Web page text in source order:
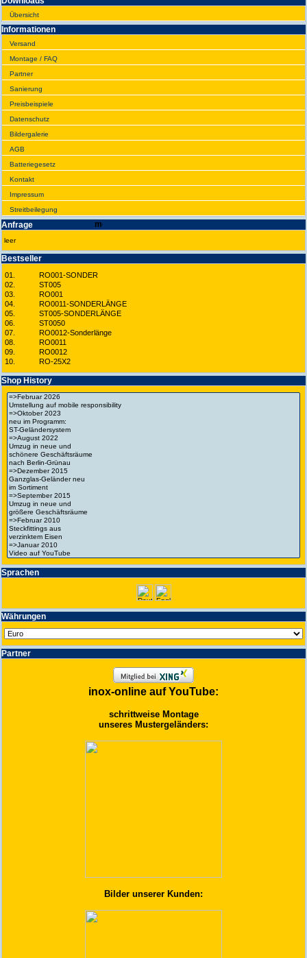
Übersicht
Infor­ma­tionen
Versand
Montage / FAQ
Partner
Sanie­rung
Preis­beispiele
Daten­schutz
Bilder­galerie
AGB
Batte­rie­gesetz
Kontakt
Impres­sum
Streit­bei­legung
Anfrage
leer
Best­seller
01.
RO001-SONDER
02.
ST005
03.
RO001
04.
RO0011-SONDERLÄNGE
05.
ST005-SONDERLÄNGE
06.
ST0050
07.
RO0012-Sonderlänge
08.
RO0011
09.
RO0012
10.
RO-25X2
Shop History
Spra­chen
Wäh­run­gen
Partner
inox-online auf YouTube:
schrittweise Montage
unseres Mustergeländers:
Bilder unserer Kunden: